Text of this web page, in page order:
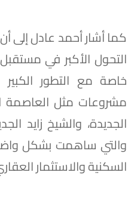
كما أشار أحمد عادل إلى
التحول الأكبر في
خاصة مع التطور
مشروعات مثل العاصمة
الجديدة، والشيخ زايد
والتي ساهمت بشكل
السكنية والاستثمار